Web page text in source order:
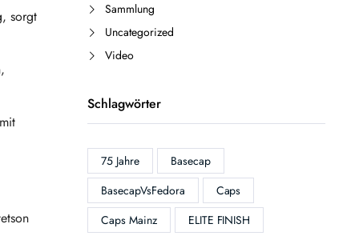
sorgt
Sammlung
Uncategorized
Video
Schlagwörter
75 Jahre
Basecap
BasecapVsFedora
Caps
Caps Mainz
ELITE FINISH